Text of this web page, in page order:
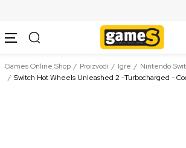
Games Online Shop Proizvodi Igre
Nintendo
Switch Hot Wheels Unleashed 2 -Turbocharged -